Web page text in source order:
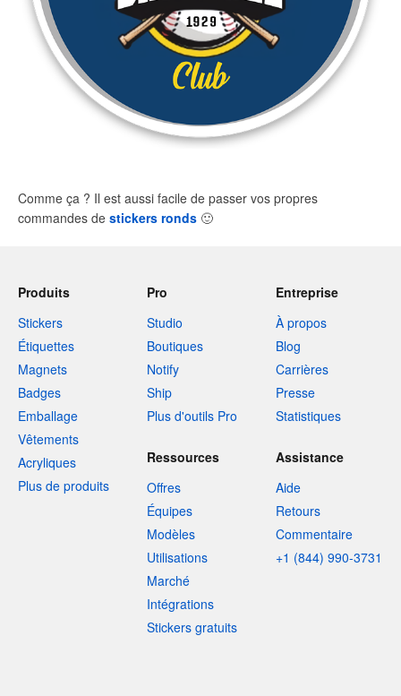
Comme ça ? Il est aussi facile de passer vos propres
commandes de stickers ronds 🙂
Produits
Stickers
Étiquettes
Magnets
Badges
Emballage
Vêtements
Acryliques
Plus de produits
Pro
Studio
Boutiques
Notify
Ship
Plus d'outils Pro
Entreprise
À propos
Blog
Carrières
Presse
Statistiques
Ressources
Offres
Équipes
Modèles
Utilisations
Marché
Intégrations
Stickers gratuits
Assistance
Aide
Retours
Commentaire
+1 (844) 990-3731